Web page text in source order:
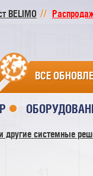
BELIMO
ВСЕ
другие системные